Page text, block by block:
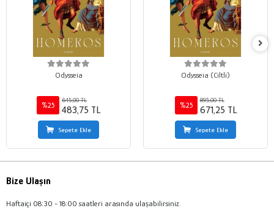
Odysseia
%25
645,00 TL
483,75 TL
Sepete Ekle
Odysseia (Ciltli)
%25
895,00 TL
671,25 TL
Sepete Ekle
Bize Ulaşın
Haftaiçi 08:30 - 18:00 saatleri arasında ulaşabilirsiniz.